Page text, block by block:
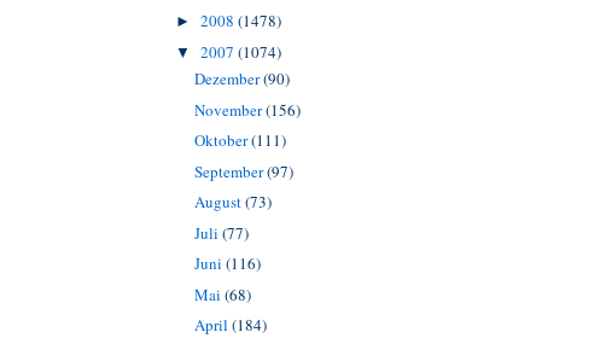
► 2008 (1478)
▼ 2007 (1074)
Dezember(90)
November(156)
Oktober(111)
September(97)
August(73)
Juli (77)
Juni (116)
Mai (68)
April (184)